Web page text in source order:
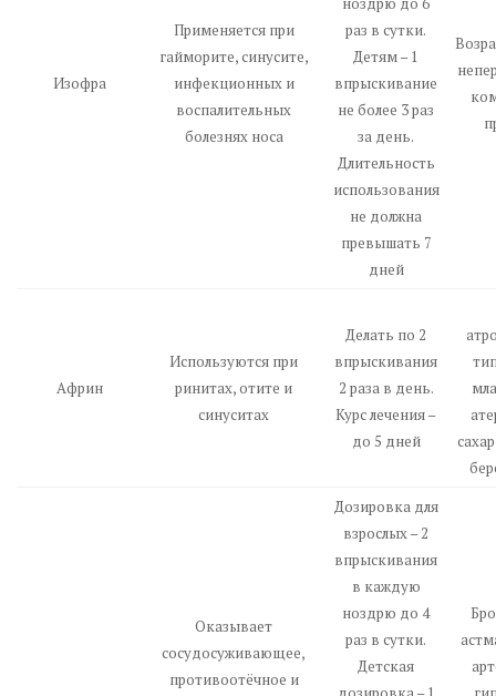
Изофра
Применяется при
гайморите, синусите,
инфекционных и
воспалительных
болезнях носа
раз в сутки.
Детям – 1
впрыскивание
не более 3 раз
за день.
Длительность
использования
не должна
превышать 7
дней
Африн
Используются при
ринитах, отите и
синуситах
Делать по 2
впрыскивания
2 раза в день.
Курс лечения –
до 5 дней
Оказывает
сосудосуживающее,
противоотёчное и
Дозировка для
взрослых – 2
впрыскивания
в каждую
ноздрю до 4
раз в сутки.
Детская